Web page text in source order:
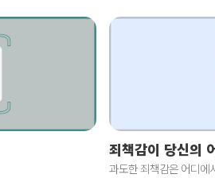
죄책감이 당신의
과도한 죄책감은 어디에